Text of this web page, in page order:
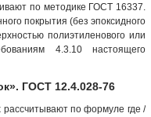
по методике ГОСТ 16337.
покрытия (без эпоксидного
полиэтиленового или
4.3.10 настоящего
ГОСТ 12.4.028-76
по формуле где /